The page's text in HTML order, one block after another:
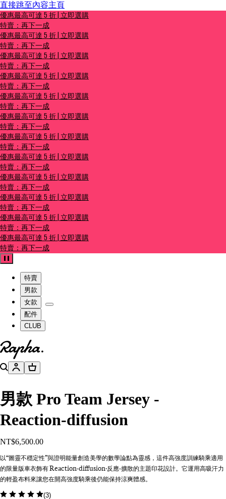
直接跳至內容主頁
優惠最高可達 5 折 | 立即選購
特賣：再下一成
優惠最高可達 5 折 | 立即選購
特賣：再下一成
優惠最高可達 5 折 | 立即選購
特賣：再下一成
優惠最高可達 5 折 | 立即選購
特賣：再下一成
優惠最高可達 5 折 | 立即選購
特賣：再下一成
優惠最高可達 5 折 | 立即選購
特賣：再下一成
優惠最高可達 5 折 | 立即選購
特賣：再下一成
優惠最高可達 5 折 | 立即選購
特賣：再下一成
優惠最高可達 5 折 | 立即選購
特賣：再下一成
優惠最高可達 5 折 | 立即選購
特賣：再下一成
優惠最高可達 5 折 | 立即選購
特賣：再下一成
優惠最高可達 5 折 | 立即選購
特賣：再下一成
優惠最高可達 5 折 | 立即選購
特賣：再下一成
特賣
男款
女款
配件
CLUB
前往官網主頁
搜尋帳號 購物籃
男款 Pro Team Jersey -
Reaction-diffusion
NT$6,500.00
以“圖靈不穩定性”與證明能量創造美學的數學論點為靈感，這件高強度訓練騎乘適用
的限量版車衣飾有 Reaction-diffusion·反應-擴散的主題印花設計。它運用高吸汗力
的輕盈布料來讓您在開高強度騎乘後仍能保持涼爽體感。
(3)